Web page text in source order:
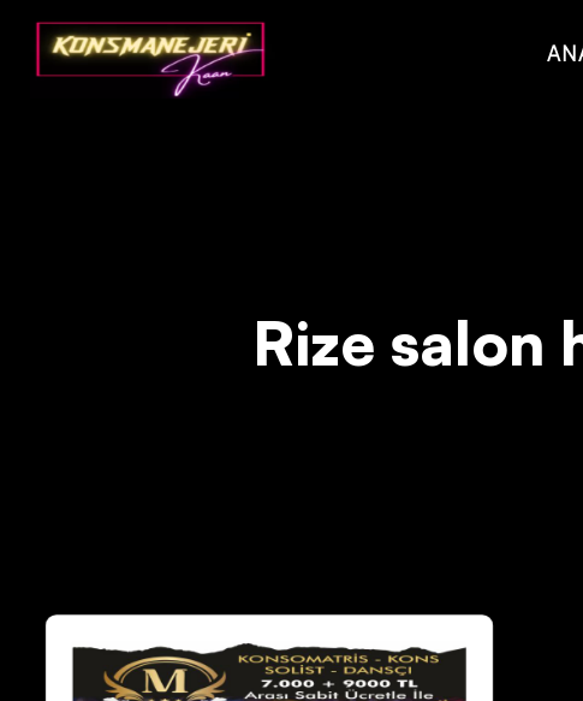
Deprecated: json_decode(): Passing null to parameter #1 ($json) of
Rize salon